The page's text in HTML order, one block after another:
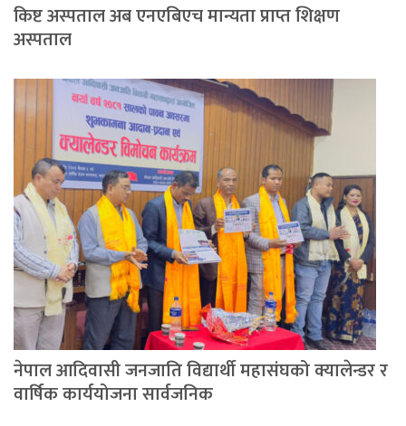
किष्ट अस्पताल अब एनएबिएच मान्यता प्राप्त शिक्षण
अस्पताल
नेपाल आदिवासी जनजाति विद्यार्थी महासंघको क्यालेन्डर र
वार्षिक कार्ययोजना सार्वजनिक